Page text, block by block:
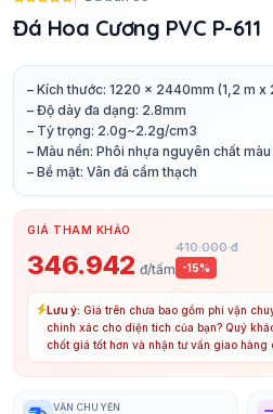
Đá Hoa Cương PVC P-611
– Kích thước: 1220 x 2440mm (1,2 m x
– Độ dày đa dạng: 2.8mm
– Tỷ trọng: 2.0g~2.2g/cm3
– Màu nền: Phôi nhựa nguyên chất
– Bề mặt: Vân đá cẩm thạch
GIÁ THAM KHẢO
346.942 đ/tấm
410.000 đ
-15%
Lưu ý: Giá trên chưa bao gồm phí vận
chính xác cho diện tích của bạn? Quý
chốt giá tốt hơn và nhận tư vấn giao hàng
VẬN CHUYỂN